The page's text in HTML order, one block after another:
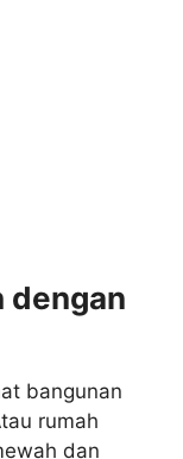
dengan
bangunan
rumah
dan